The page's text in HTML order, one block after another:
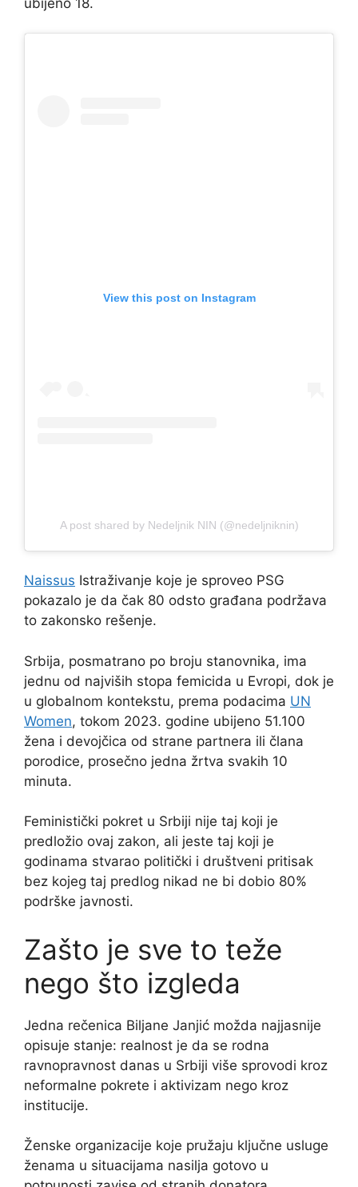
View this post on Instagram
A post shared by Nedeljnik NIN (@nedeljniknin)
Naissus Istraživanje koje je sproveo PSG
pokazalo je da čak 80 odsto građana podržava
to zakonsko rešenje.
Srbija, posmatrano po broju stanovnika, ima
jednu od najviših stopa femicida u Evropi, dok je
u globalnom kontekstu, prema podacima UN
Women, tokom 2023. godine ubijeno 51.100
žena i devojčica od strane partnera ili člana
porodice, prosečno jedna žrtva svakih 10
minuta.
Feministički pokret u Srbiji nije taj koji je
predložio ovaj zakon, ali jeste taj koji je
godinama stvarao politički i društveni pritisak
bez kojeg taj predlog nikad ne bi dobio 80%
podrške javnosti.
Zašto je sve to teže
nego što izgleda
Jedna rečenica Biljane Janjić možda najjasnije
opisuje stanje: realnost je da se rodna
ravnopravnost danas u Srbiji više sprovodi kroz
neformalne pokrete i aktivizam nego kroz
institucije.
Ženske organizacije koje pružaju ključne usluge
ženama u situacijama nasilja gotovo u